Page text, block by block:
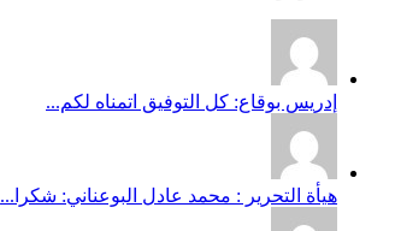
إدريس بوقاع: كل التوفيق اتمناه لكم...
هيأة التحرير : محمد عادل البوعناني: شكرا...